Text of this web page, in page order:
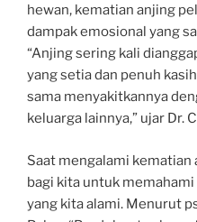
hewan, kematian anjing
dampak emosional yang
“Anjing sering kali
yang setia dan penuh
sama menyakitkannya
keluarga lainnya,” ujar Dr.
Saat mengalami
bagi kita untuk
yang kita alami. Menurut